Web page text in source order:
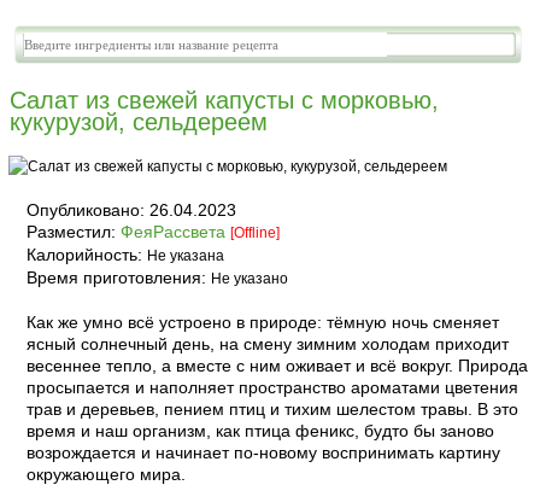
Салат из свежей капусты с морковью,
кукурузой, сельдереем
Опубликовано: 26.04.2023
Разместил: ФеяРассвета [Offline]
Калорийность: Не указана
Время приготовления: Не указано
Как же умно всё устроено в природе: тёмную ночь сменяет
ясный солнечный день, на смену зимним холодам приходит
весеннее тепло, а вместе с ним оживает и всё вокруг. Природа
просыпается и наполняет пространство ароматами цветения
трав и деревьев, пением птиц и тихим шелестом травы. В это
время и наш организм, как птица феникс, будто бы заново
возрождается и начинает по-новому воспринимать картину
окружающего мира.